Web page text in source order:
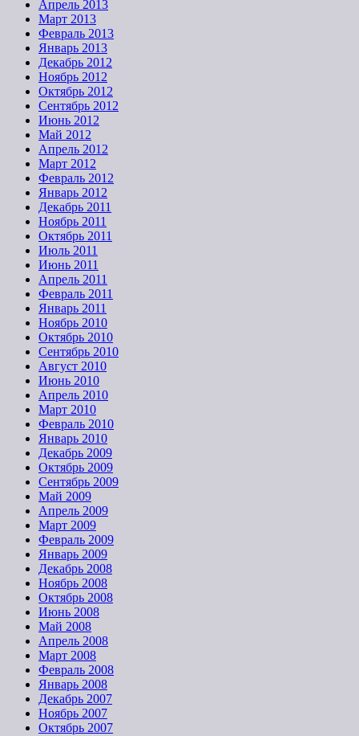
Апрель 2013
Март 2013
Февраль 2013
Январь 2013
Декабрь 2012
Ноябрь 2012
Октябрь 2012
Сентябрь 2012
Июнь 2012
Май 2012
Апрель 2012
Март 2012
Февраль 2012
Январь 2012
Декабрь 2011
Ноябрь 2011
Октябрь 2011
Июль 2011
Июнь 2011
Апрель 2011
Февраль 2011
Январь 2011
Ноябрь 2010
Октябрь 2010
Сентябрь 2010
Август 2010
Июнь 2010
Апрель 2010
Март 2010
Февраль 2010
Январь 2010
Декабрь 2009
Октябрь 2009
Сентябрь 2009
Май 2009
Апрель 2009
Март 2009
Февраль 2009
Январь 2009
Декабрь 2008
Ноябрь 2008
Октябрь 2008
Июнь 2008
Май 2008
Апрель 2008
Март 2008
Февраль 2008
Январь 2008
Декабрь 2007
Ноябрь 2007
Октябрь 2007